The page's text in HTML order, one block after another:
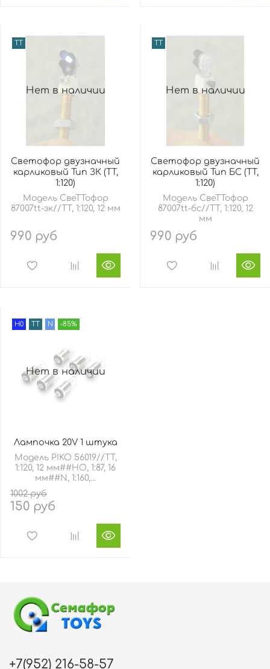
Нет в наличии
TT
Светофор двузначный
карликовый Тип ЗК (TT,
1:120)
Модель СвеТТофор
87007tt-зк//TT, 1:120, 12 мм
990 руб
Нет в наличии
TT
Светофор двузначный
карликовый Тип БС (TT,
1:120)
Модель СвеТТофор
87007tt-бс//TT, 1:120, 12
мм
990 руб
Нет в наличии
H0 TT N -85%
Лампочка 20V 1 штука
Модель PIKO 56019//TT,
1:120, 12 мм##HO, 1:87, 16
мм##N, 1:160,...
1002 руб
150 руб
+7(952) 216-58-57